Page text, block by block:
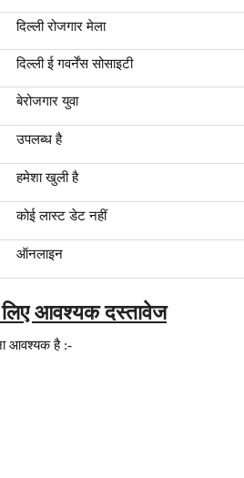
दिल्ली रोजगार मेला
दिल्ली ई गवर्नेंस सोसाइटी
बेरोजगार युवा
उपलब्ध है
हमेशा खुली है
कोई लास्ट डेट नहीं
ऑनलाइन
लिए आवश्यक दस्तावेज
आवश्यक है :-